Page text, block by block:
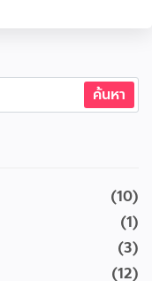
(10)
(1)
(3)
(12)